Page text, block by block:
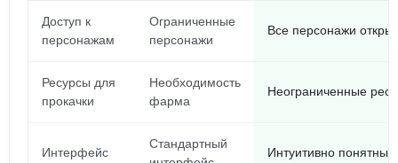
Доступ к
персонажам
Ограниченные
персонажи
Все персонажи
Ресурсы для
прокачки
Необходимость
фарма
Неограниченные
Интерфейс
Стандартный
Интуитивно